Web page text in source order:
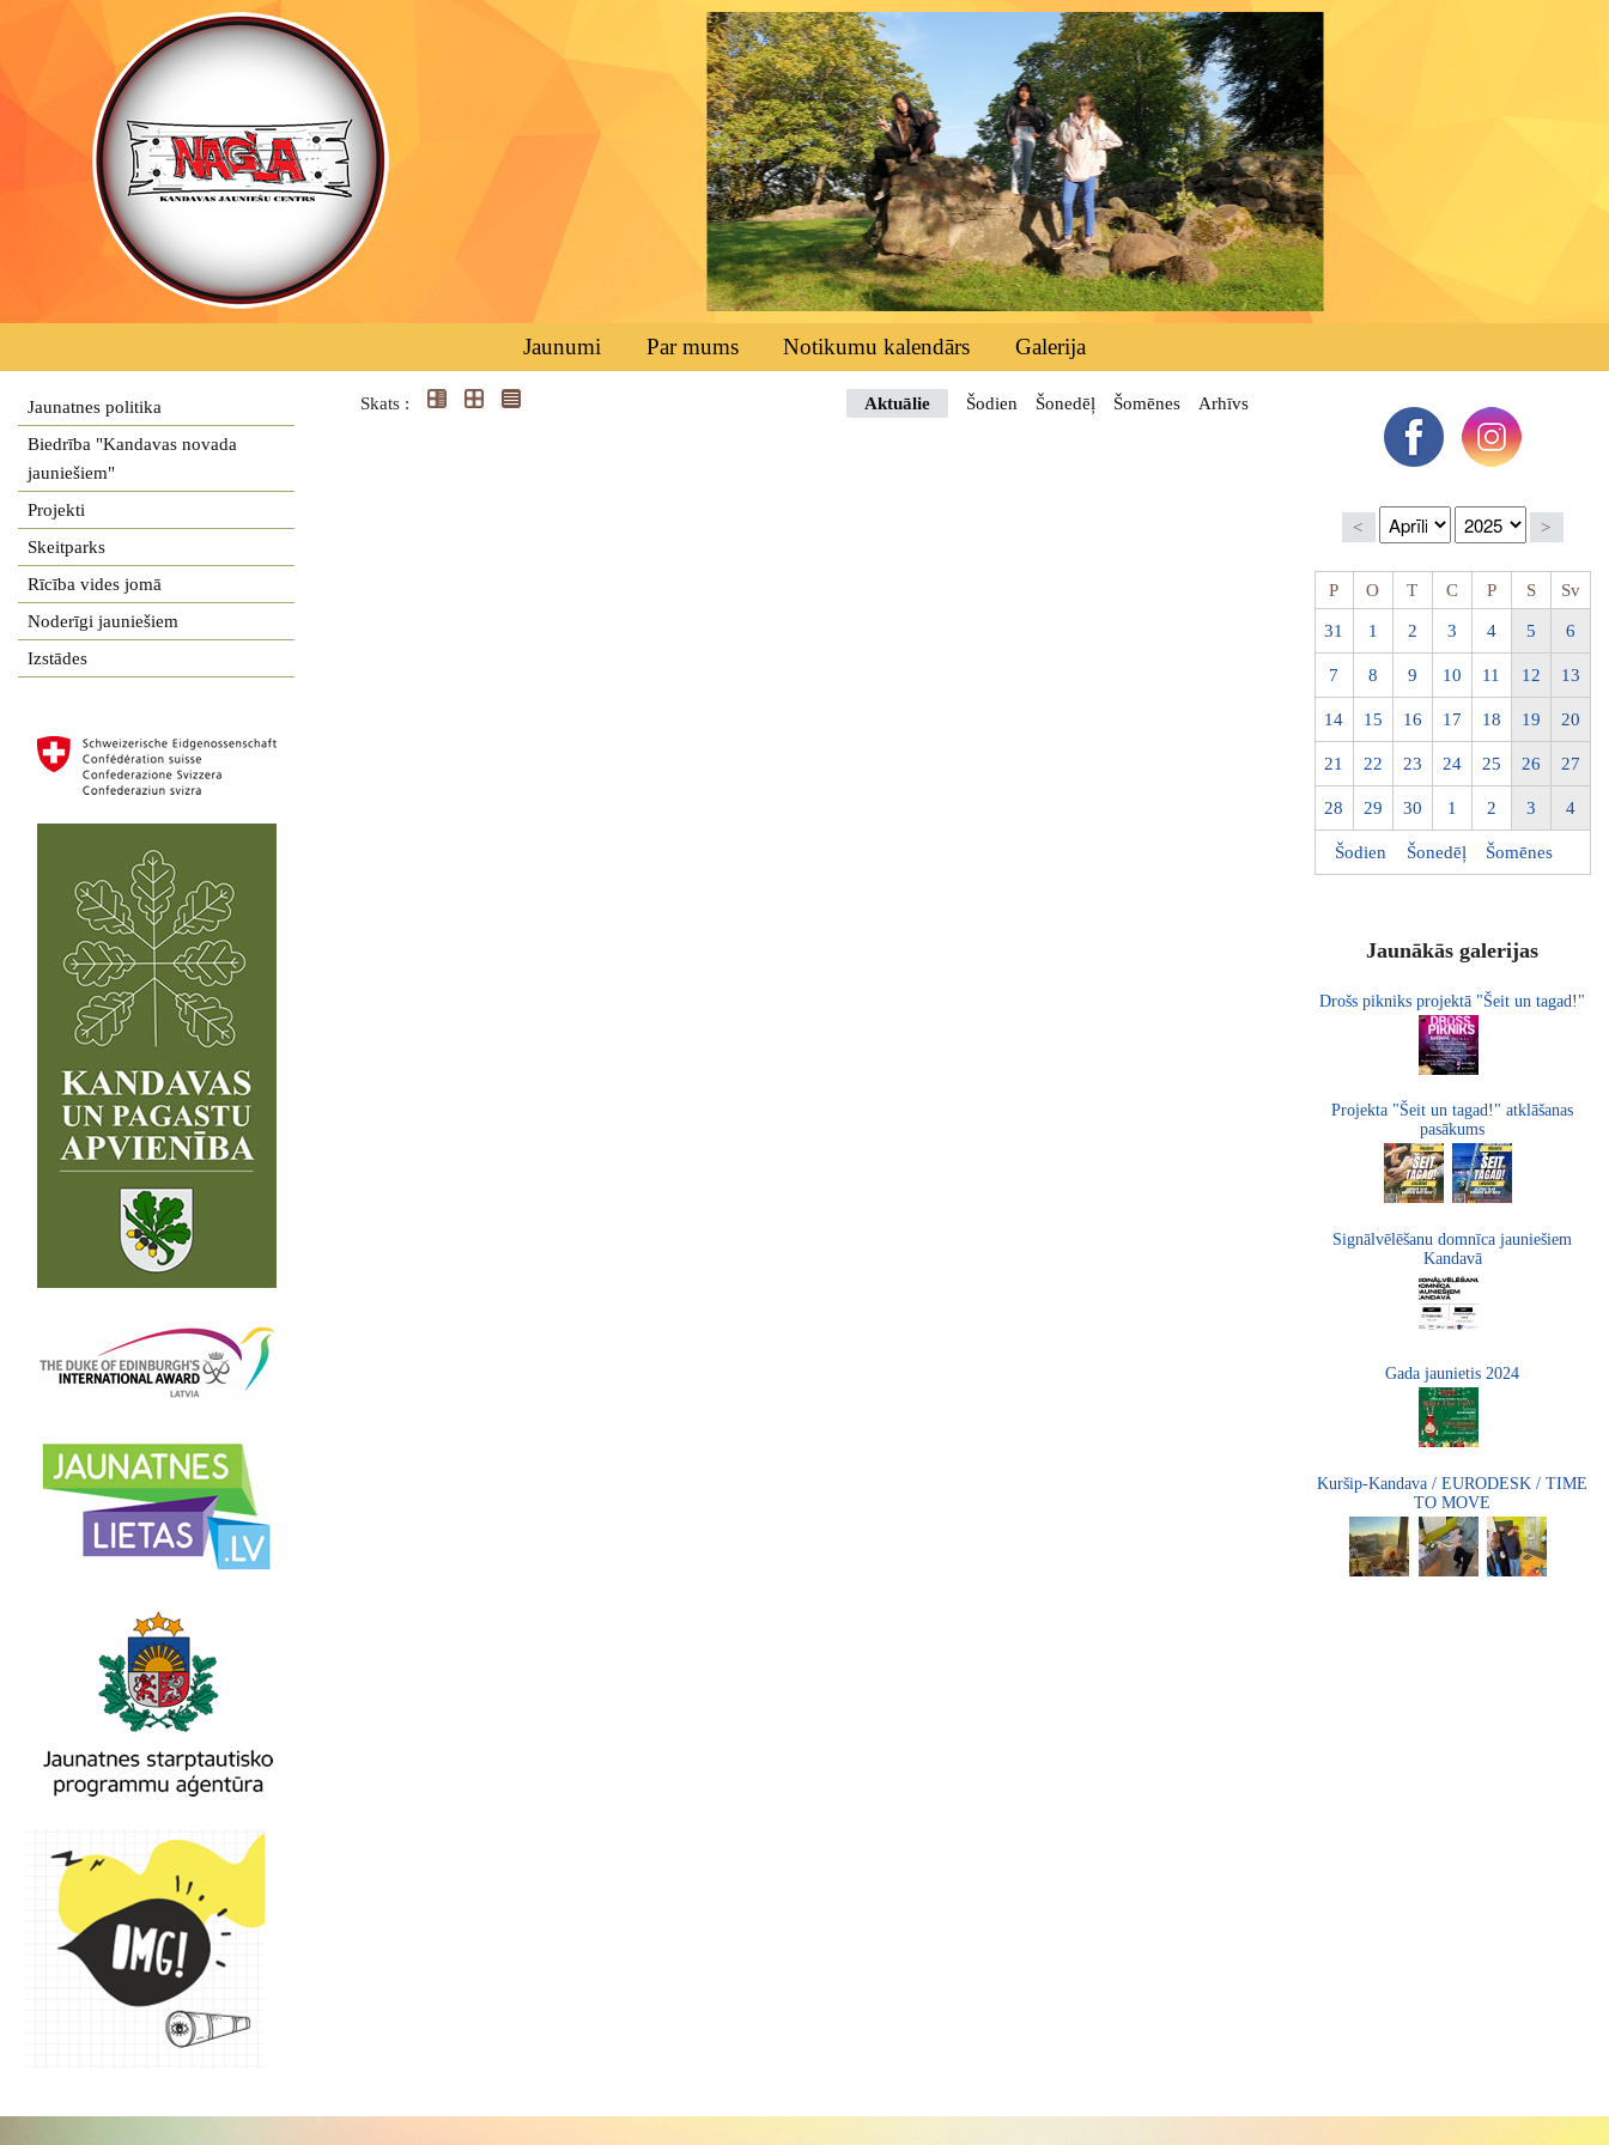
Jaunumi Par mums Notikumu kalendārs Galerija
Jaunatnes politika
Biedrība "Kandavas novada
jauniešiem"
Projekti
Skeitparks
Rīcība vides jomā
Noderīgi jauniešiem
Izstādes
Skats : Aktuālie Šodien Šonedēļ Šomēnes Arhīvs
< >
P O T C P S Sv
31 1 2 3 4 5 6
7 8 9 10 11 12 13
14 15 16 17 18 19 20
21 22 23 24 25 26 27
28 29 30 1 2 3 4
Šodien Šonedēļ Šomēnes
Jaunākās galerijas
Drošs pikniks projektā "Šeit un tagad!"
Projekta "Šeit un tagad!" atklāšanas
pasākums
Signālvēlēšanu domnīca jauniešiem
Kandavā
Gada jaunietis 2024
Kuršip-Kandava / EURODESK / TIME
TO MOVE